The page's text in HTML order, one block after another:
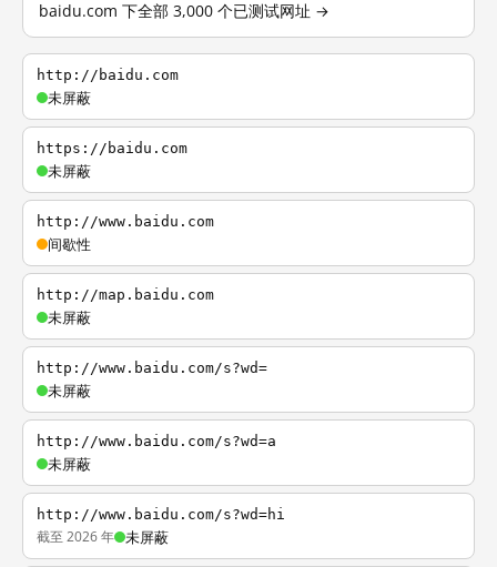
baidu.com 下全部 3,000 个已测试网址 →
http://baidu.com
未屏蔽
https://baidu.com
未屏蔽
http://www.baidu.com
间歇性
http://map.baidu.com
未屏蔽
http://www.baidu.com/s?wd=
未屏蔽
http://www.baidu.com/s?wd=a
未屏蔽
http://www.baidu.com/s?wd=hi
截至 2026 年 未屏蔽